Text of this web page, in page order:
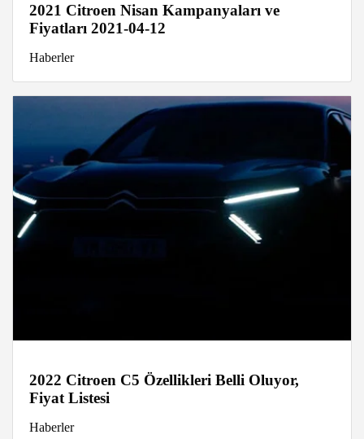
2021 Citroen Nisan Kampanyaları ve
Fiyatları 2021-04-12
Haberler
2022 Citroen C5 Özellikleri Belli Oluyor,
Fiyat Listesi
Haberler